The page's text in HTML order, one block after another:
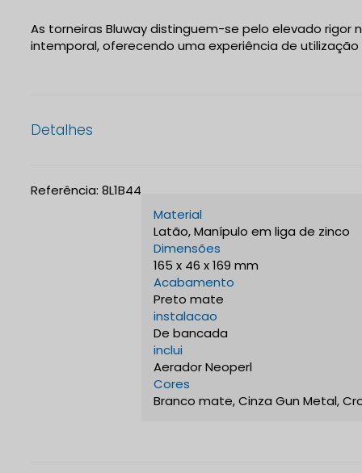
As torneiras Bluway distinguem-se pelo elevado
intemporal, oferecendo uma experiência de
Detalhes
Referência: 8L1B44
Material
Latão, Manípulo em liga de zinco
Dimensões
165 x 46 x 169 mm
Acabamento
Preto mate
instalacao
De bancada
inclui
Aerador Neoperl
Cores
Branco mate, Cinza Gun Metal,